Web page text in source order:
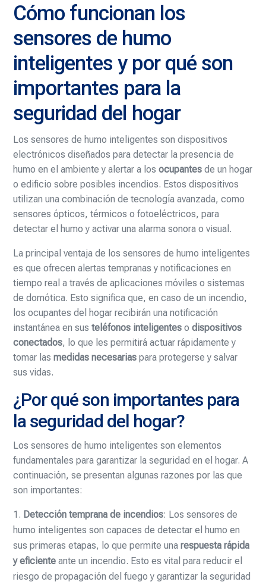
Cómo funcionan los
sensores de humo
inteligentes y por qué son
importantes para la
seguridad del hogar
Los sensores de humo inteligentes son dispositivos
electrónicos diseñados para detectar la presencia de
humo en el ambiente y alertar a losocupantes de un hogar
o edificio sobre posibles incendios. Estos dispositivos
utilizan una combinación de tecnología avanzada, como
sensores ópticos, térmicos o fotoeléctricos, para
detectar el humo y activar una alarma sonora o visual.
La principal ventaja de los sensores de humo inteligentes
es que ofrecen alertas tempranas y notificaciones en
tiempo real a través de aplicaciones móviles o sistemas
de domótica. Esto significa que, en caso de un incendio,
los ocupantes del hogar recibirán una notificación
instantánea en susteléfonos inteligentes odispositivos
conectados, lo que les permitirá actuar rápidamente y
tomar lasmedidas necesarias para protegerse y salvar
sus vidas.
¿Por qué son importantes para
la seguridad del hogar?
Los sensores de humo inteligentes son elementos
fundamentales para garantizar la seguridad en el hogar. A
continuación, se presentan algunas razones por las que
son importantes:
Detección temprana de incendios: Los sensores de
humo inteligentes son capaces de detectar el humo en
sus primeras etapas, lo que permite unarespuesta rápida
y eficiente ante un incendio. Esto es vital para reducir el
riesgo de propagación del fuego y garantizar la seguridad